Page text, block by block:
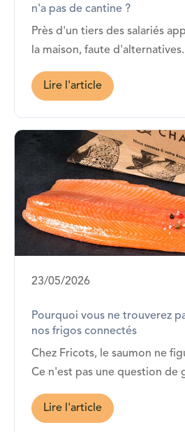
n'a pas de cantine ?
Près d'un tiers des salariés
la maison, faute
vraies options pour organiser
de vos équipes, sans cantine
Lire l'article
23/05/2026
Pourquoi vous ne trouverez
nos frigos connectés
Chez Fricots, le saumon ne
Ce n'est pas une question de
cohérence avec ce que nous
début.Lire l'article